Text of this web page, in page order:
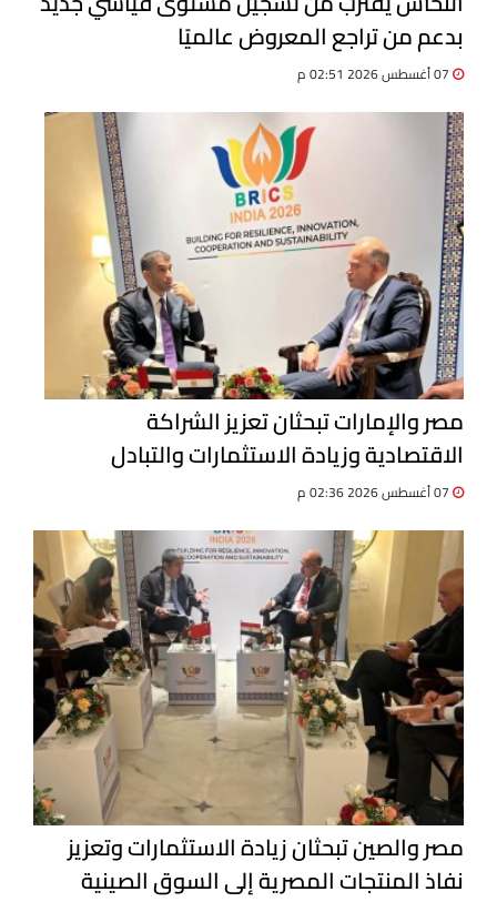
بدعم من تراجع المعروض عالميًا
مصر والإمارات تبحثان تعزيز الشراكة
الاقتصادية وزيادة الاستثمارات والتبادل
التجاري
مصر والصين تبحثان زيادة الاستثمارات وتعزيز
نفاذ المنتجات المصرية إلى السوق الصينية